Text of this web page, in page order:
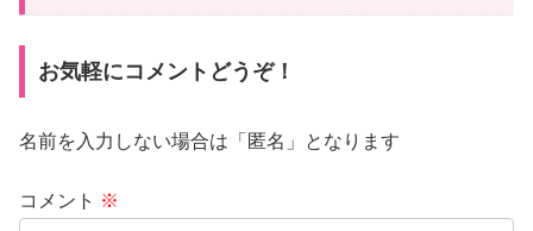
お気軽にコメントどうぞ！
名前を入力しない場合は「匿名」となります
コメント ※